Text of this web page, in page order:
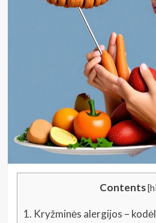
Contents[
1. Kryžminės alergijos –